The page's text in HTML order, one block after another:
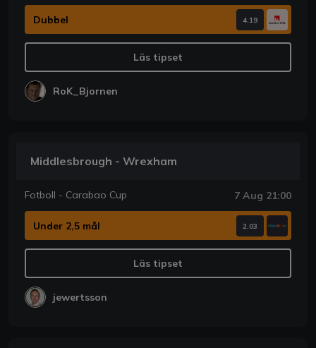
Dubbel 4.19
Läs tipset
RoK_Bjornen
Middlesbrough - Wrexham
Fotboll - Carabao Cup 7 Aug 21:00
Under 2,5 mål 2.03
Läs tipset
jewertsson